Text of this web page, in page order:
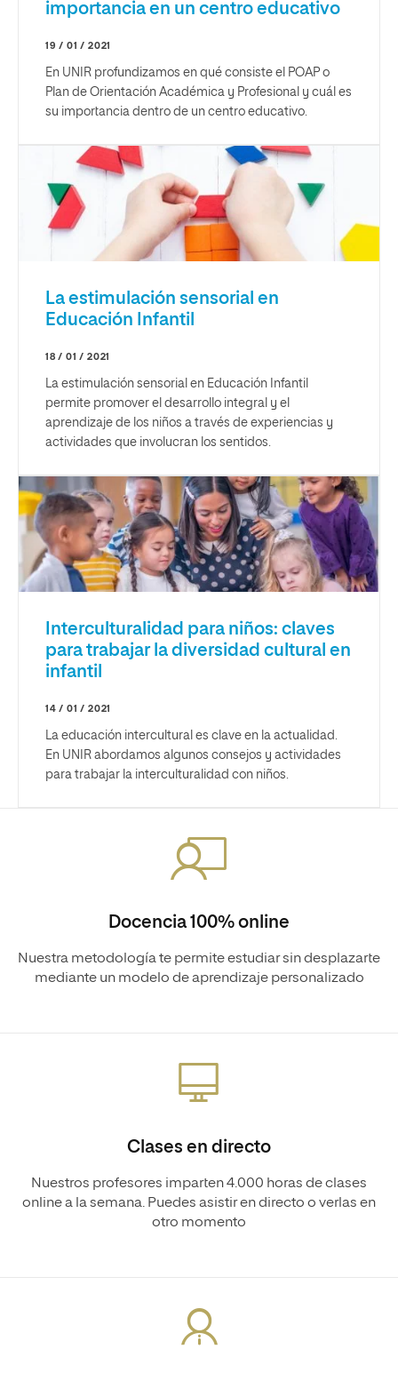
importancia en un centro educativo
19 / 01 / 2021
En UNIR profundizamos en qué consiste el POAP o
Plan de Orientación Académica y Profesional y cuál es
su importancia dentro de un centro educativo.
La estimulación sensorial en
Educación Infantil
18 / 01 / 2021
La estimulación sensorial en Educación Infantil
permite promover el desarrollo integral y el
aprendizaje de los niños a través de experiencias y
actividades que involucran los sentidos.
Interculturalidad para niños: claves
para trabajar la diversidad cultural en
infantil
14 / 01 / 2021
La educación intercultural es clave en la actualidad.
En UNIR abordamos algunos consejos y actividades
para trabajar la interculturalidad con niños.
Docencia 100% online
Nuestra metodología te permite estudiar sin desplazarte
mediante un modelo de aprendizaje personalizado
Clases en directo
Nuestros profesores imparten 4.000 horas de clases
online a la semana. Puedes asistir en directo o verlas en
otro momento